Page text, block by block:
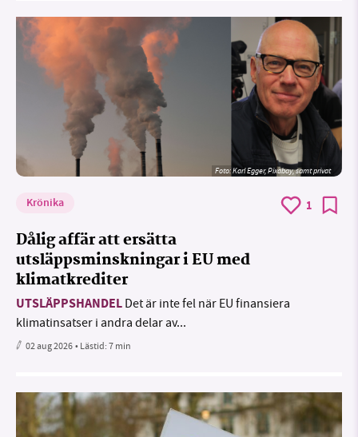
Foto:Karl Egger, Pixabay, samt privat
Krönika 1
Dålig affär att ersätta
utsläppsminskningar i EU med
klimatkrediter
UTSLÄPPSHANDEL Det är inte fel när EU finansiera
klimatinsatser i andra delar av...
02 aug 2026• Lästid:7 min